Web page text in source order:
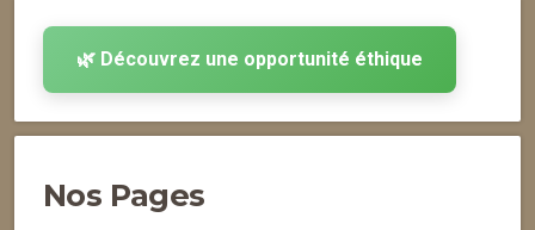
🌿 Découvrez une opportunité éthique
Nos Pages